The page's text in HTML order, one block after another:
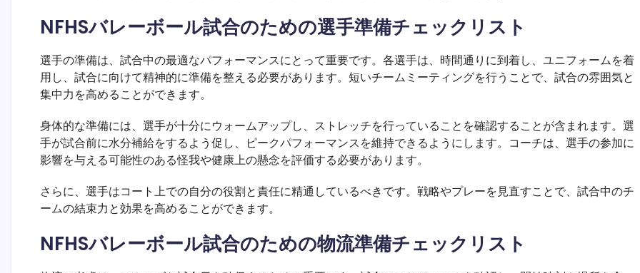
NFHSバレーボール試合のための選手準備チェックリスト
選手の準備は、試合中の最適なパフォーマンスにとって重要です。各選手は、時間通りに到着し、ユニフォームを着
用し、試合に向けて精神的に準備を整える必要があります。短いチームミーティングを行うことで、試合の雰囲気と
集中力を高めることができます。
身体的な準備には、選手が十分にウォームアップし、ストレッチを行っていることを確認することが含まれます。選
手が試合前に水分補給をするよう促し、ピークパフォーマンスを維持できるようにします。コーチは、選手の参加に
影響を与える可能性のある怪我や健康上の懸念を評価する必要があります。
さらに、選手はコート上での自分の役割と責任に精通しているべきです。戦略やプレーを見直すことで、試合中のチ
ームの結束力と効果を高めることができます。
NFHSバレーボール試合のための物流準備チェックリスト